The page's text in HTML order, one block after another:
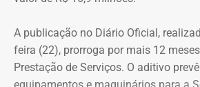
Suprimentos (DSU) e Segurança e
contrato foi firmado com a empresa
Locação de Veículos Ltda. e prevê a
SUVs zero quilômetro, com
A publicação no Diário Oficial,
feira (22), prorroga por mais 12
Prestação de Serviços. O aditivo